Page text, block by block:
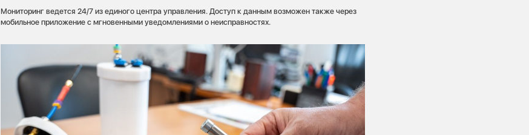
Мониторинг ведется 24/7 из единого центра управления. Доступ к данным возможен также через
мобильное приложение с мгновенными уведомлениями о неисправностях.